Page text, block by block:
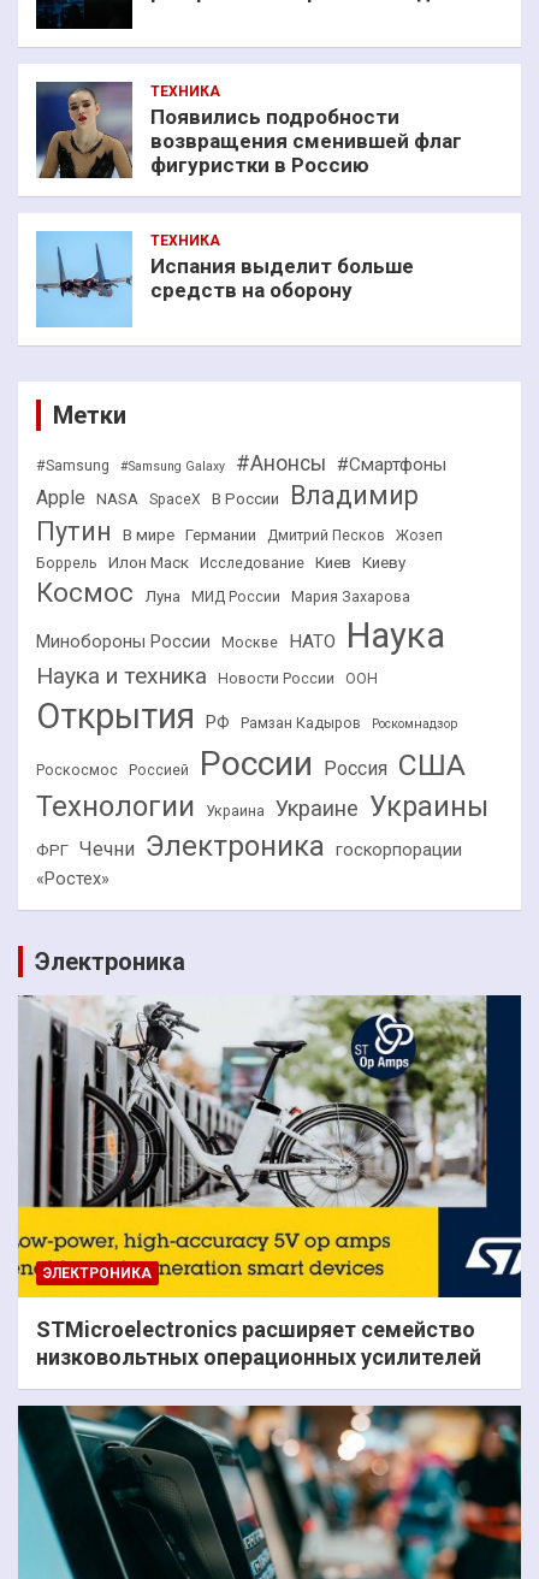
ТЕХНИКА
Появились подробности
возвращения сменившей флаг
фигуристки в Россию
ТЕХНИКА
Испания выделит больше
средств на оборону
Метки
#Samsung #Samsung Galaxy #Анонсы #Смартфоны
Apple NASA SpaceX В России
Владимир
Путин
В мире Германии Дмитрий Песков
Жозеп
Боррель
Илон Маск Исследование Киев Киеву
Космос Луна МИД России Мария Захарова
Минобороны России Москве НАТО Наука
Наука и техника Новости России ООН
Открытия РФ Рамзан Кадыров Роскомнадзор
Роскосмос Россией России Россия США
Технологии Украина Украине Украины
ФРГ Чечни Электроника госкорпорации
«Ростех»
Электроника
ЭЛЕКТРОНИКА
STMicroelectronics расширяет семейство
низковольтных операционных усилителей